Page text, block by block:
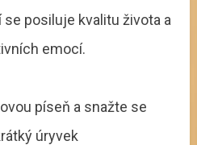
posiluje kvalitu života a
emocí.
píseň a snažte se
úryvek